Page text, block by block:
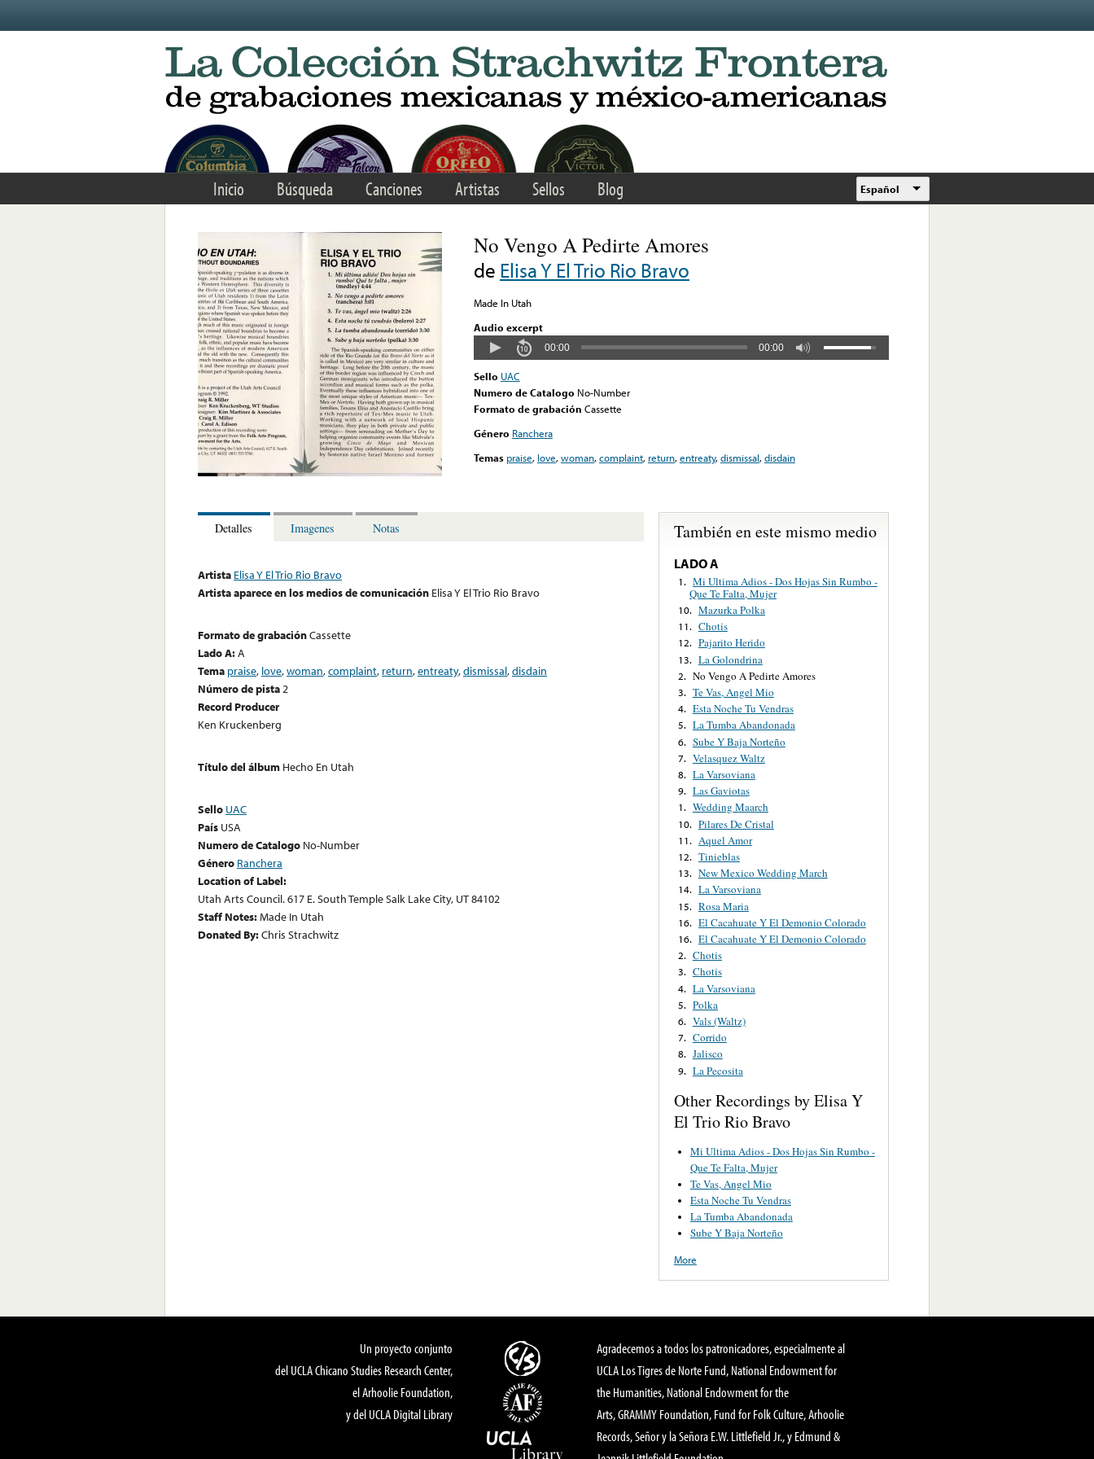
Inicio Búsqueda Canciones Artistas Sellos Blog Español
No Vengo A Pedirte Amores
de Elisa Y El Trio Rio Bravo
Made In Utah
Audio excerpt
00:00 00:00
Sello UAC
Numero de Catalogo No-Number
Formato de grabación Cassette
Género Ranchera
Temas praise, love,woman,complaint, return,entreaty,dismissal,disdain
Detalles Imagenes Notas
Artista Elisa Y El Trio Rio Bravo
Artista aparece en los medios de comunicación Elisa Y El Trio Rio Bravo
Formato de grabaciónCassette
Lado A:A
Tema praise, love,woman,complaint, return,entreaty,dismissal,disdain
Número de pista2
Record Producer
Ken Kruckenberg
Título del álbum Hecho En Utah
Sello UAC
País USA
Numero de Catalogo No-Number
Género Ranchera
Location of Label:
Utah Arts Council. 617 E. South Temple Salk Lake City, UT 84102
Staff Notes:Made In Utah
Donated By:Chris Strachwitz
También en este mismo medio
LADO A
1. Mi Ultima Adios - Dos Hojas Sin Rumbo -
Que Te Falta, Mujer
10. Mazurka Polka
11. Chotis
12. Pajarito Herido
13. La Golondrina
2. No Vengo A Pedirte Amores
3. Te Vas, Angel Mio
4. Esta Noche Tu Vendras
5. La Tumba Abandonada
6. Sube Y Baja Norteño
7. Velasquez Waltz
8. La Varsoviana
9. Las Gaviotas
1. Wedding Maarch
10. Pilares De Cristal
11. Aquel Amor
12. Tinieblas
13. New Mexico Wedding March
14. La Varsoviana
15. Rosa Maria
16. El Cacahuate Y El Demonio Colorado
16. El Cacahuate Y El Demonio Colorado
2. Chotis
3. Chotis
4. La Varsoviana
5. Polka
6. Vals (Waltz)
7. Corrido
8. Jalisco
9. La Pecosita
Other Recordings by Elisa Y
El Trio Rio Bravo
Mi Ultima Adios - Dos Hojas Sin Rumbo -
Que Te Falta, Mujer
Te Vas, Angel Mio
Esta Noche Tu Vendras
La Tumba Abandonada
Sube Y Baja Norteño
More
Un proyecto conjunto
del UCLA Chicano Studies Research Center,
el Arhoolie Foundation,
y del UCLA Digital Library
Agradecemos a todos los patronicadores, especialmente al
UCLA Los Tigres de Norte Fund, National Endowment for
the Humanities, National Endowment for the
Arts, GRAMMY Foundation, Fund for Folk Culture, Arhoolie
Records, Señor y la Señora E.W. Littlefield Jr., y Edmund &